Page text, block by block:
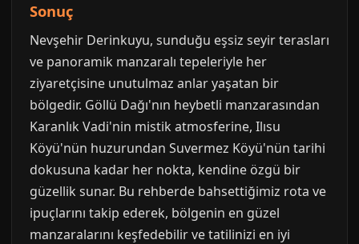
Sonuç
Nevşehir Derinkuyu, sunduğu eşsiz seyir terasları
ve panoramik manzaralı tepeleriyle her
ziyaretçisine unutulmaz anlar yaşatan bir
bölgedir. Göllü Dağı'nın heybetli manzarasından
Karanlık Vadi'nin mistik atmosferine, Ilısu
Köyü'nün huzurundan Suvermez Köyü'nün tarihi
dokusuna kadar her nokta, kendine özgü bir
güzellik sunar. Bu rehberde bahsettiğimiz rota ve
ipuçlarını takip ederek, bölgenin en güzel
manzaralarını keşfedebilir ve tatilinizi en iyi